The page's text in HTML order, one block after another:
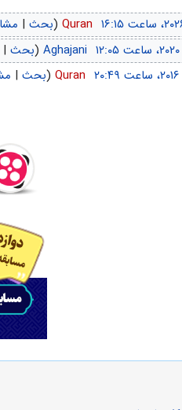
‏
Quran
(بحث|
‏
Aghajani
(بحث|
‏
Quran
(بحث|